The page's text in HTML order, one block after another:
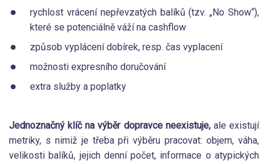
rychlost vrácení nepřevzatých balíků (tzv. „No Show“),
které se potenciálně váží na cashflow
způsob vyplácení dobírek, resp. čas vyplacení
možnosti expresního doručování
extra služby a poplatky
Jednoznačný klíč na výběr dopravce neexistuje, ale existují
metriky, s nimiž je třeba při výběru pracovat: objem, váha,
velikosti balíků, jejich denní počet, informace o atypických